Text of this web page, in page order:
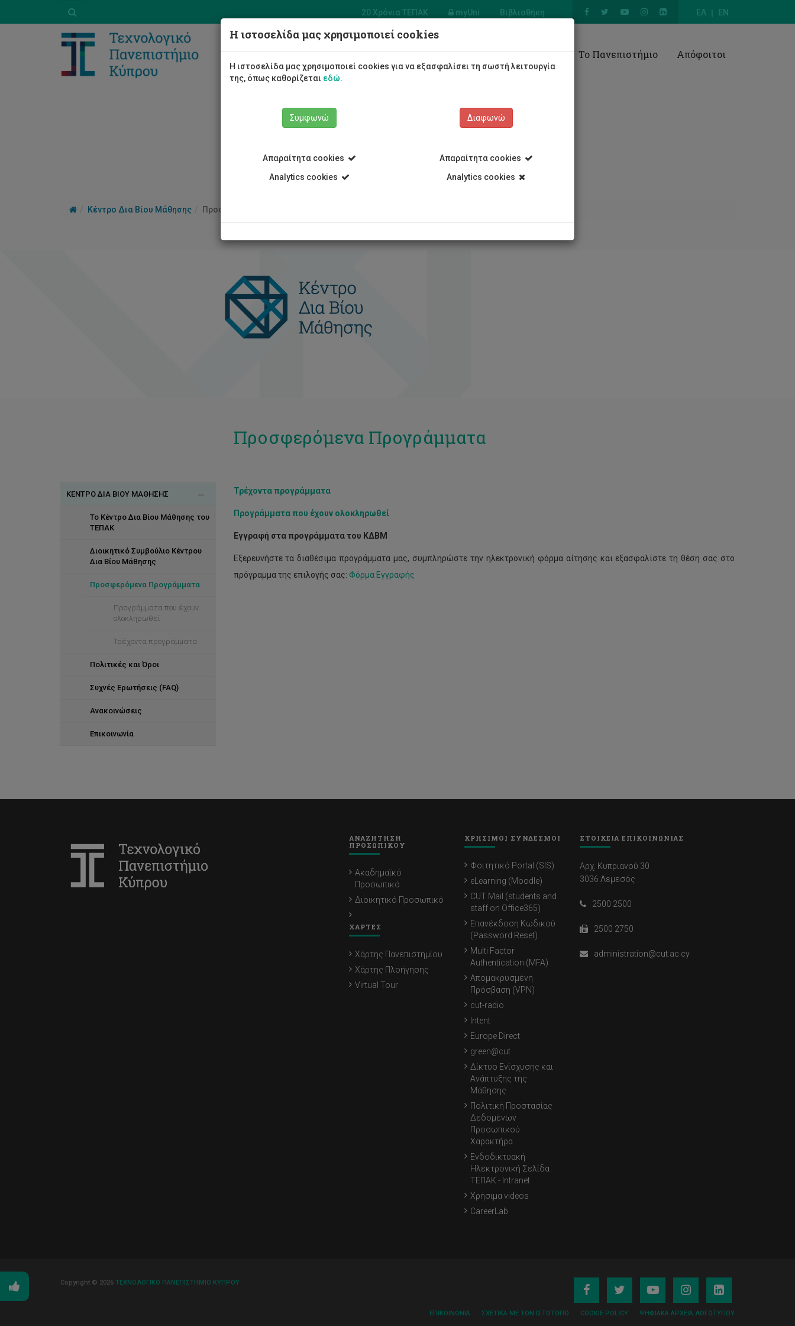
ΕΛ EN
20 Χρόνια ΤΕΠΑΚ myUni Βιβλιοθήκη
Φοιτητές/τριες Σπουδές Έρευνα Το Πανεπιστήμιο Απόφοιτοι
Κέντρο Δια Βίου Μάθησης Προσφερόμενα Προγράμματα
ΚΕΝΤΡΟ ΔΙΑ ΒΙΟΥ ΜΑΘΗΣΗΣ
Το Κέντρο Δια Βίου Μάθησης του
ΤΕΠΑΚ
Διοικητικό Συμβούλιο Κέντρου
Δια Βίου Μάθησης
Προσφερόμενα Προγράμματα
Προγράμματα που έχουν
ολοκληρωθεί
Τρέχοντα προγράμματα
Πολιτικές και Όροι
Συχνές Ερωτήσεις (FAQ)
Ανακοινώσεις
Επικοινωνία
Προσφερόμενα Προγράμματα
Τρέχοντα προγράμματα
Προγράμματα που έχουν ολοκληρωθεί
Εγγραφή στα προγράμματα του ΚΔΒΜ
Εξερευνήστε τα διαθέσιμα προγράμματα μας, συμπληρώστε την ηλεκτρονική φόρμα αίτησης και εξασφαλίστε τη θέση σας στο
πρόγραμμα της επιλογής σας: Φόρμα Εγγραφής
ΑΝΑΖΗΤΗΣΗ
ΠΡΟΣΩΠΙΚΟΥ
Ακαδημαϊκό
Προσωπικό
Διοικητικό Προσωπικό
ΧΑΡΤΕΣ
Χάρτης Πανεπιστημίου
Χάρτης Πλοήγησης
Virtual Tour
ΧΡΗΣΙΜΟΙ ΣΥΝΔΕΣΜΟΙ
Φοιτητικό Portal (SIS)
eLearning (Moodle)
CUT Mail (students and
staff on Office365)
Επανέκδοση Κωδικού
(Password Reset)
Multi Factor
Authentication (MFA)
Απομακρυσμένη
Πρόσβαση (VPN)
cut-radio
Intent
Europe Direct
green@cut
Δίκτυο Ενίσχυσης και
Ανάπτυξης της
Μάθησης
Πολιτική Προστασίας
Δεδομένων
Προσωπικού
Χαρακτήρα
Ενδοδικτυακή
Ηλεκτρονική Σελίδα
ΤΕΠΑΚ - Intranet
Χρήσιμα videos
CareerLab
ΣΤΟΙΧΕΙΑ ΕΠΙΚΟΙΝΩΝΙΑΣ
Αρχ. Κυπριανού 30
3036 Λεμεσός
2500 2500
2500 2750
administration@cut.ac.cy
Copyright © 2026 ΤΕΧΝΟΛΟΓΙΚΟ ΠΑΝΕΠΙΣΤΗΜΙΟ ΚΥΠΡΟΥ
ΕΠΙΚΟΙΝΩΝΊΑ ΣΧΕΤΙΚΆ ΜΕ ΤΟΝ ΙΣΤΌΤΟΠΟ COOKIE POLICY ΨΗΦΙΑΚΆ ΑΡΧΕΊΑ ΛΟΓΌΤΥΠΟΥ
Η ιστοσελίδα μας χρησιμοποιεί cookies
Η ιστοσελίδα μας χρησιμοποιεί cookies για να εξασφαλίσει τη σωστή λειτουργία
της, όπως καθορίζεται εδώ.
Συμφωνώ
Απαραίτητα cookies
Analytics cookies
Διαφωνώ
Απαραίτητα cookies
Analytics cookies